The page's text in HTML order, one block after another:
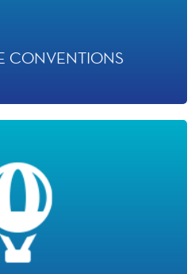
CONVENTIONS
VILLAGE
de la région Ile-de-France
de restauration
· 6 boutiques